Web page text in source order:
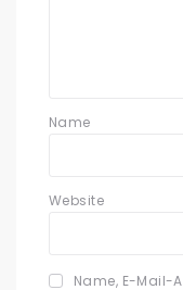
Name
Website
Name, E-Mail-